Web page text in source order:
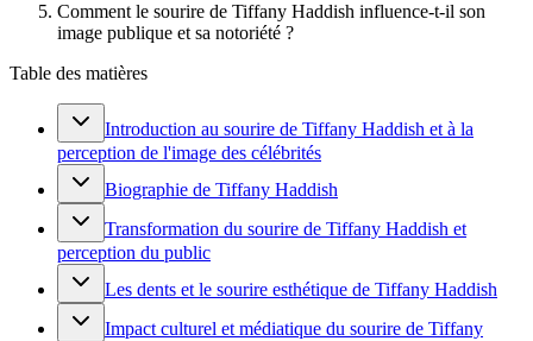
Comment le sourire de Tiffany Haddish influence-t-il son
image publique et sa notoriété ?
Table des matières
Introduction au sourire de Tiffany Haddish et à la
perception de l'image des célébrités
Biographie de Tiffany Haddish
Transformation du sourire de Tiffany Haddish et
perception du public
Les dents et le sourire esthétique de Tiffany Haddish
Impact culturel et médiatique du sourire de Tiffany